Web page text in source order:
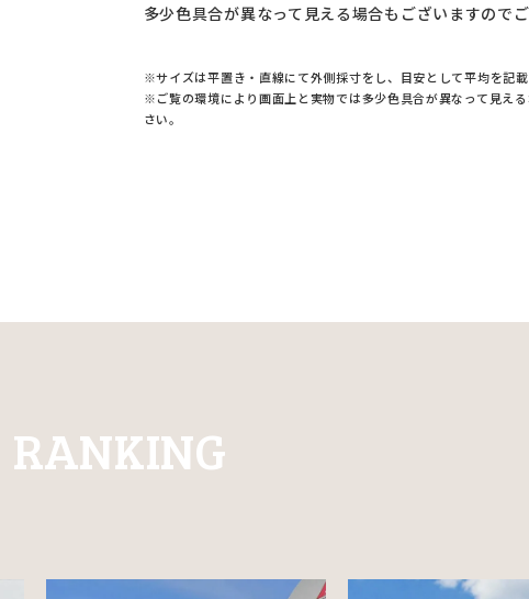
多少色具合が異なって見える場合もございますのでご
※サイズは平置き・直線にて外側採寸をし、目安として平均を記載
※ご覧の環境により画面上と実物では多少色具合が異なって見え
さい。
RANKING